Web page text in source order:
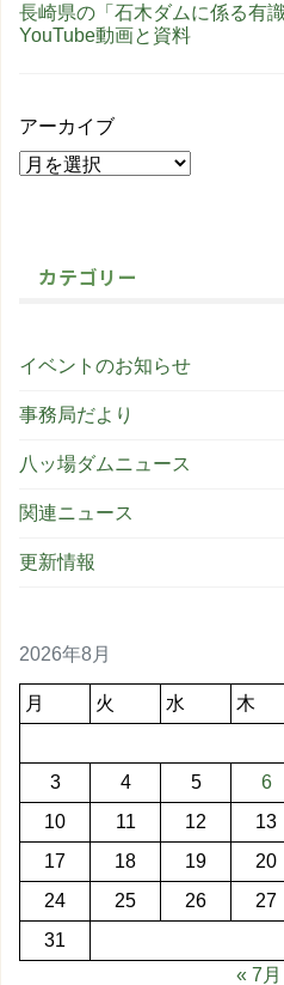
長崎県の「石木ダムに係る有
YouTube動画と資料
アーカイブ
カテゴリー
イベントのお知らせ
事務局だより
八ッ場ダムニュース
関連ニュース
更新情報
2026年8月
月 火 水 木
3
4 5 6
10
11 12 13
17
18 19 20
24
25 26 27
31
« 7月